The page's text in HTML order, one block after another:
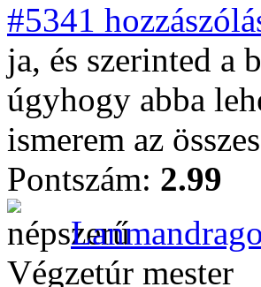
#5341
ja, és szerinted a
úgyhogy abba
ismerem az
Pontszám: 2.99
Végzetúr mester